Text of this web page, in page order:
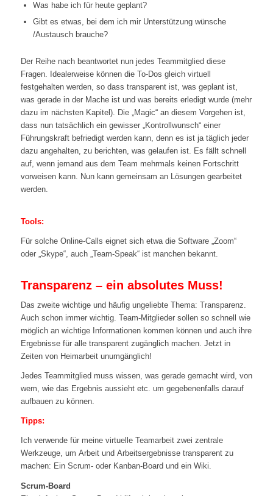
Was habe ich für heute geplant?
Gibt es etwas, bei dem ich mir Unterstützung wünsche
/Austausch brauche?
Der Reihe nach beantwortet nun jedes Teammitglied diese
Fragen. Idealerweise können die To-Dos gleich virtuell
festgehalten werden, so dass transparent ist, was geplant ist,
was gerade in der Mache ist und was bereits erledigt wurde (mehr
dazu im nächsten Kapitel). Die „Magic“ an diesem Vorgehen ist,
dass nun tatsächlich ein gewisser „Kontrollwunsch“ einer
Führungskraft befriedigt werden kann, denn es ist ja täglich jeder
dazu angehalten, zu berichten, was gelaufen ist. Es fällt schnell
auf, wenn jemand aus dem Team mehrmals keinen Fortschritt
vorweisen kann. Nun kann gemeinsam an Lösungen gearbeitet
werden.
Tools:
Für solche Online-Calls eignet sich etwa die Software „Zoom“
oder „Skype“, auch „Team-Speak“ ist manchen bekannt.
Transparenz – ein absolutes Muss!
Das zweite wichtige und häufig ungeliebte Thema: Transparenz.
Auch schon immer wichtig. Team-Mitglieder sollen so schnell wie
möglich an wichtige Informationen kommen können und auch ihre
Ergebnisse für alle transparent zugänglich machen. Jetzt in
Zeiten von Heimarbeit unumgänglich!
Jedes Teammitglied muss wissen, was gerade gemacht wird, von
wem, wie das Ergebnis aussieht etc. um gegebenenfalls darauf
aufbauen zu können.
Tipps:
Ich verwende für meine virtuelle Teamarbeit zwei zentrale
Werkzeuge, um Arbeit und Arbeitsergebnisse transparent zu
machen: Ein Scrum- oder Kanban-Board und ein Wiki.
Scrum-Board